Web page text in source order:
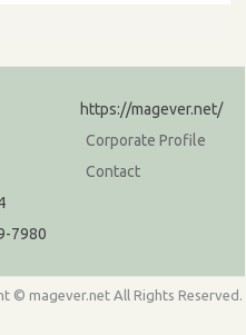
7980
https://magever.net/
Corporate Profile
Contact
© magever.net All Rights Reserved.